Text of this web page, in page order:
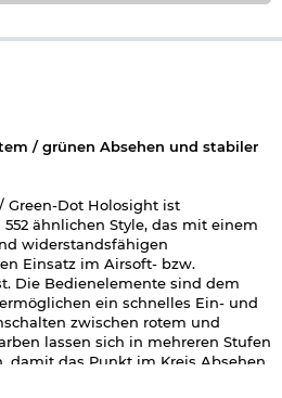
/ grünen Absehen und stabiler
Green-Dot Holosight ist
ähnlichen Style, das mit einem
widerstandsfähigen
Einsatz im Airsoft- bzw.
Die Bedienelemente sind dem
ein schnelles Ein- und
zwischen rotem und
lassen sich in mehreren Stufen
damit das Punkt im Kreis Absehen